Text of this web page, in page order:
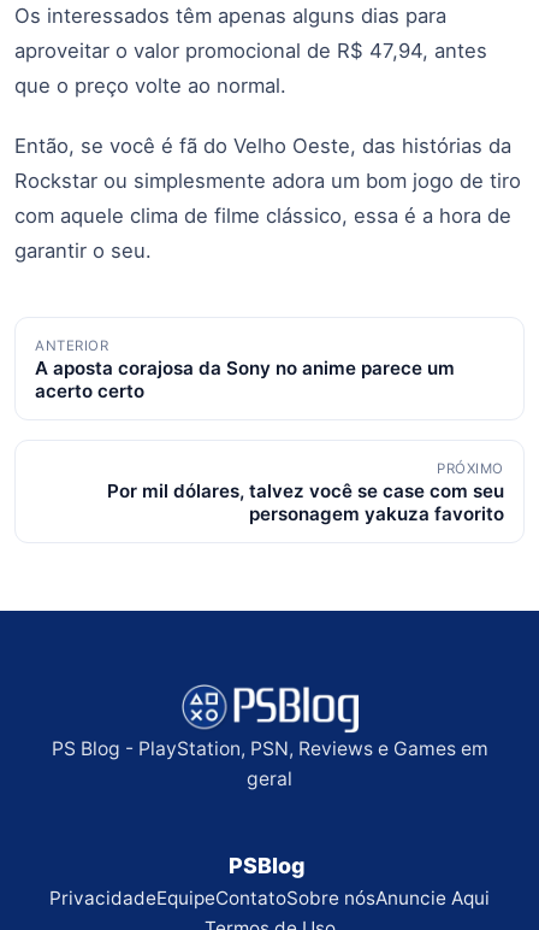
Os interessados têm apenas alguns dias para
aproveitar o valor promocional de R$ 47,94, antes
que o preço volte ao normal.
Então, se você é fã do Velho Oeste, das histórias da
Rockstar ou simplesmente adora um bom jogo de tiro
com aquele clima de filme clássico, essa é a hora de
garantir o seu.
Navegação
de
posts
ANTERIOR
A aposta corajosa da Sony no anime parece um
acerto certo
PRÓXIMO
Por mil dólares, talvez você se case com seu
personagem yakuza favorito
PS Blog - PlayStation, PSN, Reviews e Games em
geral
PSBlog
PrivacidadeEquipeContatoSobre nósAnuncie Aqui